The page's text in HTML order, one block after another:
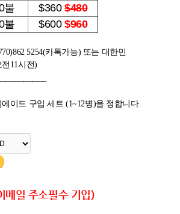
불 $360$480
불 $600$960
5254(카톡가능) 또는 대한민
전11시전)
이드 구입 세트 (1~12병)을 정합니다.
메일 주소필수 기입)